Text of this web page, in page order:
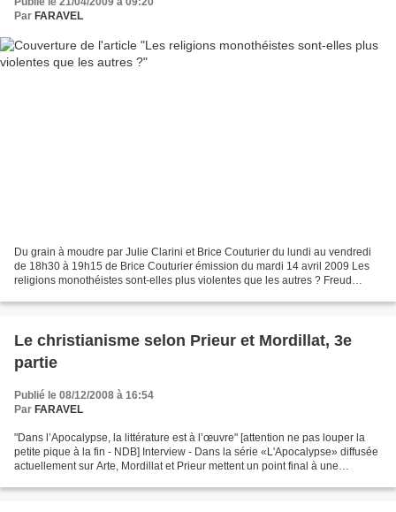
Par FARAVEL
Du grain à moudre par Julie Clarini et Brice Couturier du lundi au vendredi
de 18h30 à 19h15 de Brice Couturier émission du mardi 14 avril 2009 Les
religions monothéistes sont-elles plus violentes que les autres ? Freud
Le christianisme selon Prieur et Mordillat, 3e
partie
Publié le 08/12/2008 à 16:54
Par FARAVEL
"Dans l’Apocalypse, la littérature est à l’œuvre" [attention ne pas louper la
petite pique à la fin - NDB] Interview - Dans la série «L'Apocalypse» diffusée
actuellement sur Arte, Mordillat et Prieur mettent un point final à une